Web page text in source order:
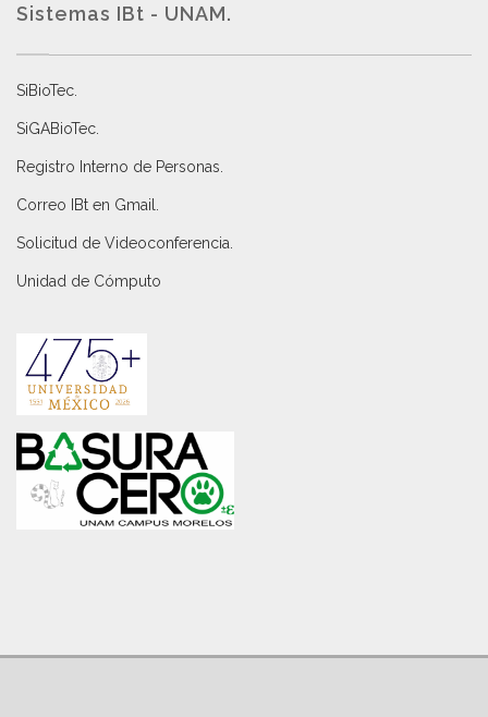
Sistemas IBt - UNAM.
SiBioTec
SiGABioTec.
Registro Interno de Personas
Correo IBt en Gmail
Solicitud de Videoconferencia.
Unidad de Cómputo